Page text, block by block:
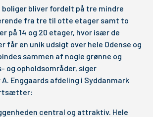
boliger bliver fordelt på tre mindre
fra tre til otte etager samt to
på 14 og 20 etager, hvor især de
får en unik udsigt over hele Odense og
sammen af nogle grønne og
og opholdsområder, siger
Enggaards afdeling i Syddanmark
central og attraktiv. Hele